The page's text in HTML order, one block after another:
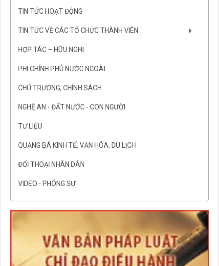
TIN TỨC HOẠT ĐỘNG
TIN TỨC VỀ CÁC TỔ CHỨC THÀNH VIÊN
HỢP TÁC – HỮU NGHỊ
PHI CHÍNH PHỦ NƯỚC NGOÀI
CHỦ TRƯƠNG, CHÍNH SÁCH
NGHỆ AN - ĐẤT NƯỚC - CON NGƯỜI
TƯ LIỆU
QUẢNG BÁ KINH TẾ, VĂN HÓA, DU LỊCH
ĐỐI THOẠI NHÂN DÂN
VIDEO - PHÓNG SỰ